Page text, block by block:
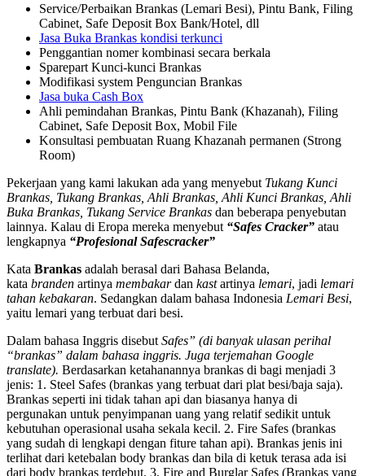
Service/Perbaikan Brankas (Lemari Besi), Pintu Bank, Filing
Cabinet, Safe Deposit Box Bank/Hotel, dll
Jasa Buka Brankas kondisi terkunci
Penggantian nomer kombinasi secara berkala
Sparepart Kunci-kunci Brankas
Modifikasi system Penguncian Brankas
Jasa buka Cash Box
Ahli pemindahan Brankas, Pintu Bank (Khazanah), Filing
Cabinet, Safe Deposit Box, Mobil File
Konsultasi pembuatan Ruang Khazanah permanen (Strong
Room)
Pekerjaan yang kami lakukan ada yang menyebut Tukang Kunci
Brankas, Tukang Brankas, Ahli Brankas, Ahli Kunci Brankas, Ahli
Buka Brankas, Tukang Service Brankas dan beberapa penyebutan
lainnya. Kalau di Eropa mereka menyebut “Safes Cracker” atau
lengkapnya “Profesional Safescracker”
Kata Brankas adalah berasal dari Bahasa Belanda,
kata branden artinya membakardan kastartinya lemari, jadi lemari
tahan kebakaran. Sedangkan dalam bahasa Indonesia Lemari Besi,
yaitu lemari yang terbuat dari besi.
Dalam bahasa Inggris disebut Safes” (di banyak ulasan perihal
“brankas” dalam bahasa inggris. Juga terjemahan Google
translate). Berdasarkan ketahanannya brankas di bagi menjadi 3
jenis: 1. Steel Safes (brankas yang terbuat dari plat besi/baja saja).
Brankas seperti ini tidak tahan api dan biasanya hanya di
pergunakan untuk penyimpanan uang yang relatif sedikit untuk
kebutuhan operasional usaha sekala kecil. 2. Fire Safes (brankas
yang sudah di lengkapi dengan fiture tahan api). Brankas jenis ini
terlihat dari ketebalan body brankas dan bila di ketuk terasa ada isi
dari body brankas terdebut. 3. Fire and Burglar Safes (Brankas yang